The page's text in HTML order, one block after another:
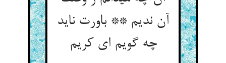
آن ندیم ** باورت ناید
چه گویم ای کریم‏